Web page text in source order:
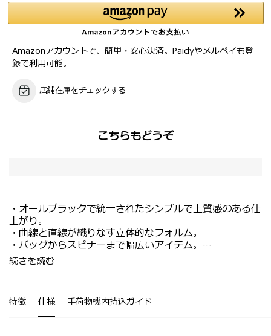
Amazonアカウントで、簡単・安心決済。Paidyやメルペイも登
録で利用可能。
店舗在庫をチェックする
こちらもどうぞ
・オールブラックで統一されたシンプルで上質感のある仕
上がり。
・曲線と直線が織りなす立体的なフォルム。
・バッグからスピナーまで幅広いアイテム。
・ナイロンとレザー*と合成皮革、ポリッシュガンメタル
のハードウェアと、表情の異なる素材使いで奥行きのある
*クラッチバッグを除く
・取り外し可能なレザーストラップが付属。
・バッグインバッグとしての使用もおすすめです。
続きを読む
特徴 仕様 手荷物機内持込ガイド